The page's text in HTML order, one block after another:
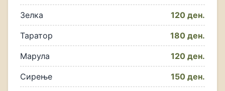
Зелка 120 ден.
Таратор 180 ден.
Марула 120 ден.
Сирење 150 ден.